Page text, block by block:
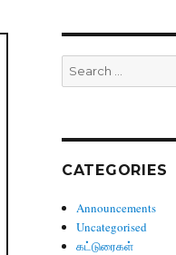
Search
for:
CATEGORIES
Announcements
Uncategorised
கட்டுரைகள்